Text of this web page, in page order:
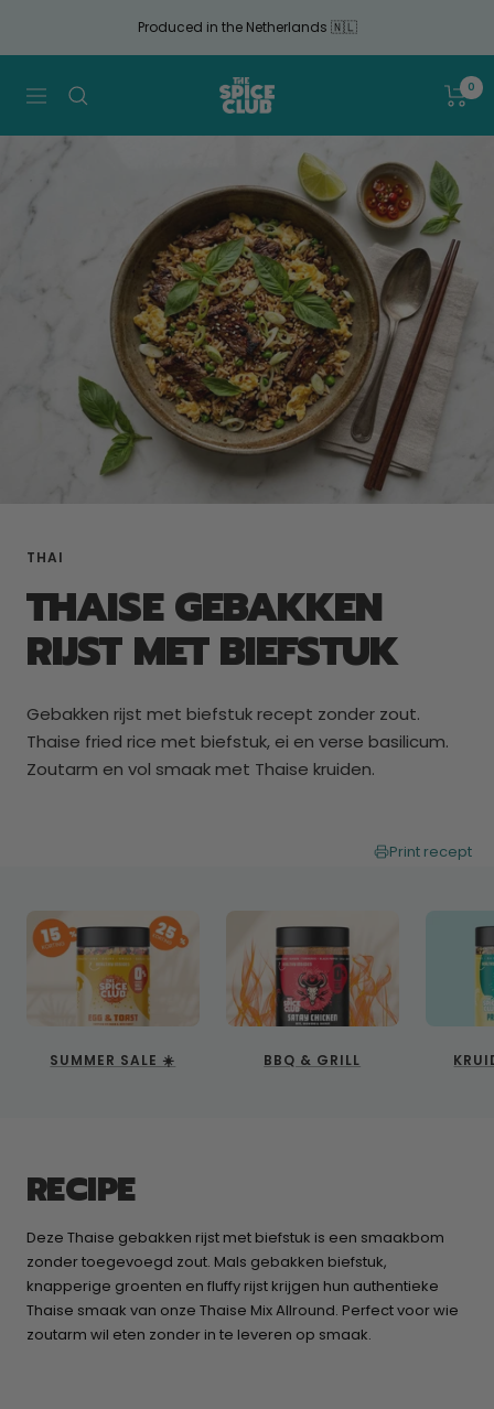
article
Produced in the Netherlands 🇳🇱
Navigation
The
Spice
Club
0
THAI
THAISE GEBAKKEN
RIJST MET BIEFSTUK
Gebakken rijst met biefstuk recept zonder zout.
Thaise fried rice met biefstuk, ei en verse basilicum.
Zoutarm en vol smaak met Thaise kruiden.
Print recept
SUMMER SALE ☀️ BBQ & GRILL
RECIPE
Deze Thaise gebakken rijst met biefstuk is een smaakbom
zonder toegevoegd zout. Mals gebakken biefstuk,
knapperige groenten en fluffy rijst krijgen hun authentieke
Thaise smaak van onze Thaise Mix Allround. Perfect voor wie
zoutarm wil eten zonder in te leveren op smaak.